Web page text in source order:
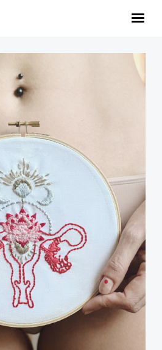
INFOS
Facebook
Instagram
All content and images are copyright ©2003-
2020 by hokaku.com, all rights reserved.
Please don't use without permission.